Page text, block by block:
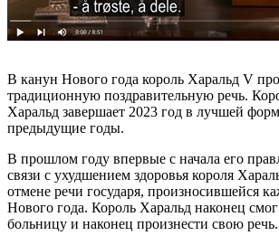
В канун Нового года король Харальд V
традиционную поздравительную речь.
Харальд завершает 2023 год в лучшей
предыдущие годы.
В прошлом году впервые с начала его
связи с ухудшением здоровья короля
отмене речи государя, произносившейся
Нового года. Король Харальд наконец
больницу и наконец произнести свою речь.